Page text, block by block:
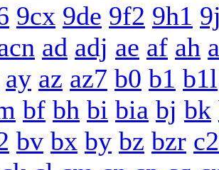
9cx 9de 9f2 9h1
ad adj ae af ah
ay az az7 b0 b1 b1l
bf bh bi bia bj bk
bv bx by bz bzr c2